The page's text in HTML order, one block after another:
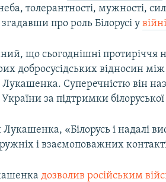
толерантності, мужності,
про роль Білорусі у
що сьогоднішні протиріччя
добросусідських відносин
Лукашенка. Суперечністю він
за підтримки
«Білорусь і надалі
і взаємоповажних
дозволив російським